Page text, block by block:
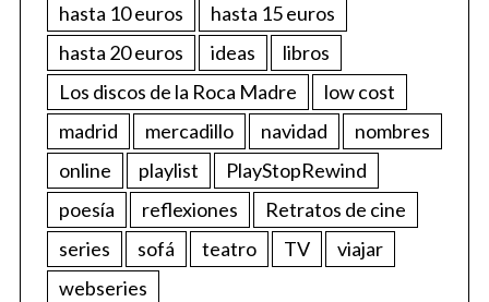
hasta 10 euros
hasta 15 euros
hasta 20 euros
ideas
libros
Los discos de la Roca Madre
low cost
madrid
mercadillo navidad
nombres
online
playlist
PlayStopRewind
poesía
reflexiones
Retratos de cine
series
sofá teatro TV
viajar
webseries